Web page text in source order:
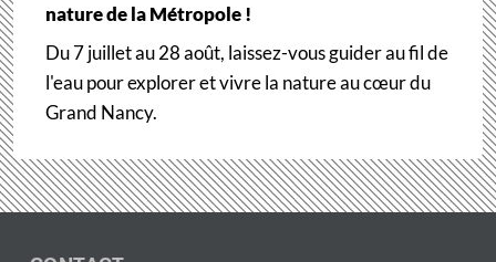
nature de la Métropole !
Du 7 juillet au 28 août, laissez-vous guider au fil de
l'eau pour explorer et vivre la nature au cœur du
Grand Nancy.